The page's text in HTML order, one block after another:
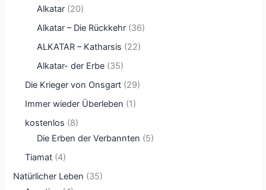
Alkatar (20)
Alkatar – Die Rückkehr (36)
ALKATAR – Katharsis (22)
Alkatar- der Erbe (35)
Die Krieger von Onsgart (29)
Immer wieder Überleben (1)
kostenlos (8)
Die Erben der Verbannten (5)
Tiamat (4)
Natürlicher Leben (35)